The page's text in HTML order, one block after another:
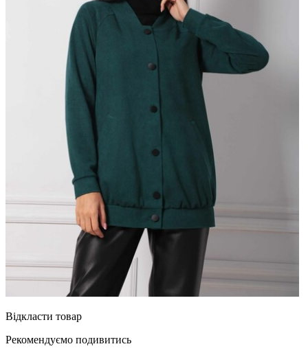
Відкласти товар
Рекомендуємо подивитись